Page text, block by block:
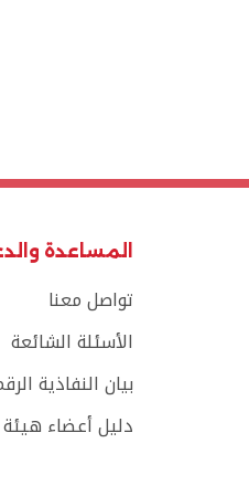
المساعدة
تواصل معنا
الأسئلة الشائعة
بيان النفاذية
دليل أعضاء